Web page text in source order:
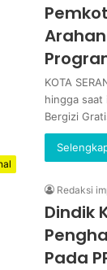
KOTA
hingga saat
Bergizi
Redaksi
Dindik
Pada